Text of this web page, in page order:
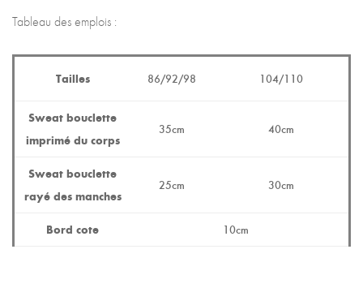
Tableau des emplois :
Tailles 86/92/98 104/110
Sweat bouclette
imprimé du corps
35cm 40cm
Sweat bouclette
rayé des manches
25cm 30cm
Bord cote 10cm